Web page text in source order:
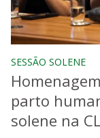
SESSÃO SOLENE
parto
solene na